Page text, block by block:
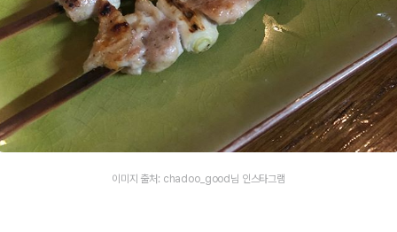
이미지 출처: chadoo_good님 인스타그램